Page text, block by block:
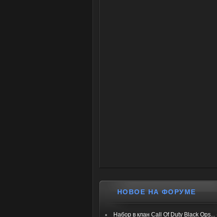
НОВОЕ НА ФОРУМЕ
Набор в клан Call Of Duty Black Ops...